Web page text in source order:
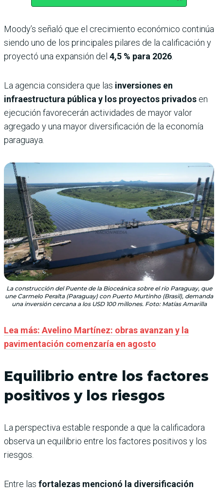
Moody’s señaló que el crecimiento económico continúa
siendo uno de los principales pilares de la calificación y
proyectó una expansión del 4,5 % para 2026
La agencia considera que las inversiones en
infraestructura pública y los proyectos privados en
ejecución favorecerán actividades de mayor valor
agregado y una mayor diversificación de la economía
paraguaya.
La construcción del Puente de la Bioceánica sobre el río Paraguay, que
une Carmelo Peralta (Paraguay) con Puerto Murtinho (Brasil), demanda
una inversión cercana a los USD 100 millones. Foto: Matías Amarilla
Lea más: Avelino Martínez: obras avanzan y la
pavimentación comenzaría en agosto
Equilibrio entre los factores
positivos y los riesgos
La perspectiva estable responde a que la calificadora
observa un equilibrio entre los factores positivos y los
riesgos.
Entre las fortalezas mencionó la diversificación